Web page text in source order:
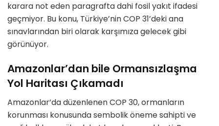
karara not eden paragrafta dahi fosil yakıt ifadesi
geçmiyor. Bu konu, Türkiye’nin COP 31’deki ana
sınavlarından biri olarak karşımıza gelecek gibi
görünüyor.
Amazonlar’dan bile Ormansızlaşma
Yol Haritası Çıkamadı
Amazonlar’da düzenlenen COP 30, ormanların
korunması konusunda semboliköneme sahipti ve